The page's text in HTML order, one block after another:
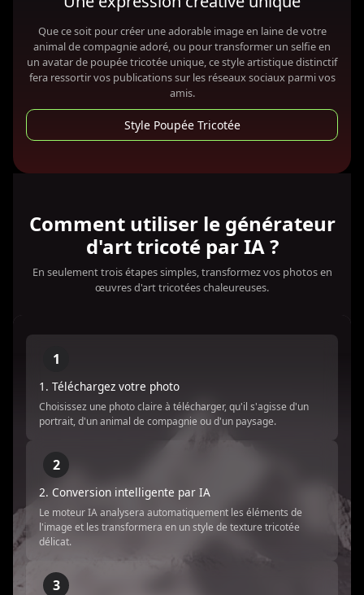
Que ce soit pour créer une adorable image en laine de votre
animal de compagnie adoré, ou pour transformer un selfie en
un avatar de poupée tricotée unique, ce style artistique distinctif
fera ressortir vos publications sur les réseaux sociaux parmi vos
amis.
Style Poupée Tricotée
Comment utiliser le générateur
d'art tricoté par IA ?
En seulement trois étapes simples, transformez vos photos en
œuvres d'art tricotées chaleureuses.
1
1. Téléchargez votre photo
Choisissez une photo claire à télécharger, qu'il s'agisse d'un
portrait, d'un animal de compagnie ou d'un paysage.
2
2. Conversion intelligente par IA
Le moteur IA analysera automatiquement les éléments de
l'image et les transformera en un style de texture tricotée
délicat.
3